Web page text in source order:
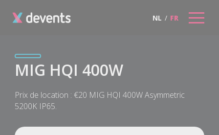
NL / FR
MIG HQI 400W
Prix de location : €20 MIG HQI 400W Asymmetric
5200K IP65.